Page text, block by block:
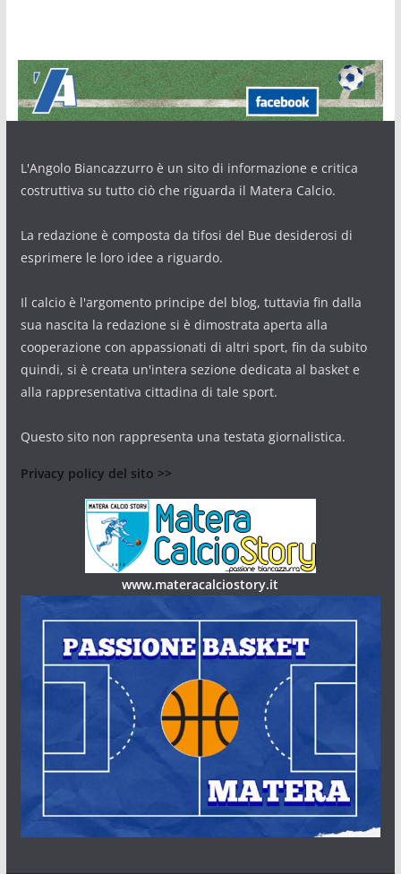
L'Angolo Biancazzurro è un sito di informazione e critica
costruttiva su tutto ciò che riguarda il Matera Calcio.
La redazione è composta da tifosi del Bue desiderosi di
esprimere le loro idee a riguardo.
Il calcio è l'argomento principe del blog, tuttavia fin dalla
sua nascita la redazione si è dimostrata aperta alla
cooperazione con appassionati di altri sport, fin da subito
quindi, si è creata un'intera sezione dedicata al basket e
alla rappresentativa cittadina di tale sport.
Questo sito non rappresenta una testata giornalistica.
Privacy policy del sito >>
www.materacalciostory.it